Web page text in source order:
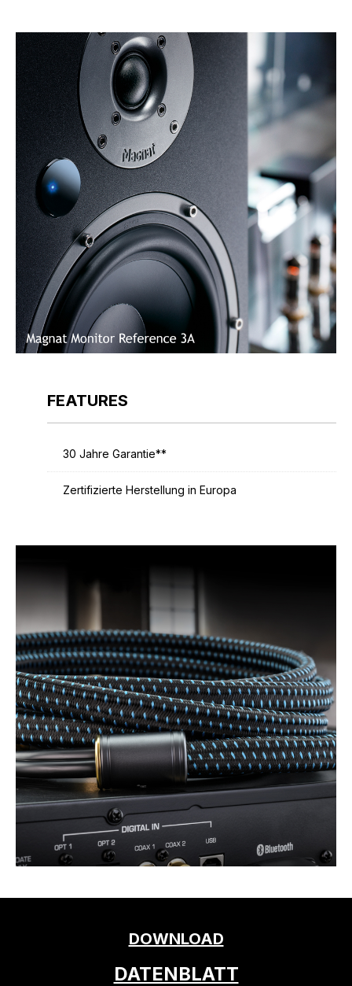
FEATURES
30 Jahre Garantie**
Zertifizierte Herstellung in Europa
DOWNLOAD
DATENBLATT